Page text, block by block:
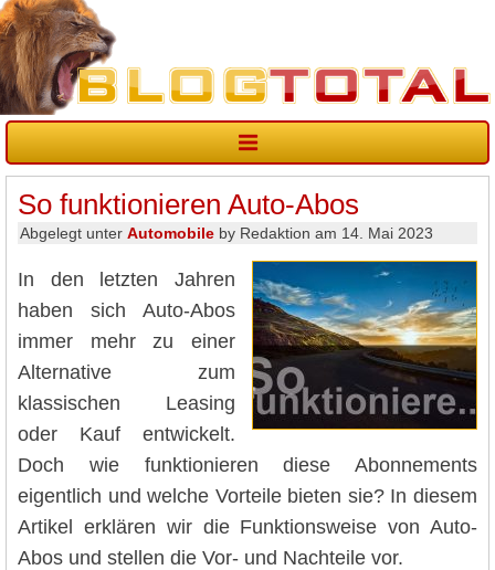
So funktionieren Auto-Abos
Abgelegt unter Automobile by Redaktion am 14. Mai 2023
In den letzten Jahren
haben sich Auto-Abos
immer mehr zu einer
Alternative zum
klassischen Leasing
oder Kauf entwickelt.
Doch wie funktionieren diese Abonnements
eigentlich und welche Vorteile bieten sie? In diesem
Artikel erklären wir die Funktionsweise von Auto-
Abos und stellen die Vor- und Nachteile vor.